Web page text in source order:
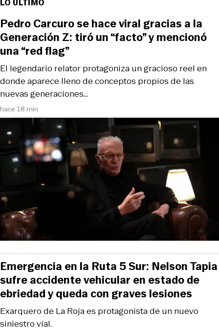
hace 18 min
El legendario relator protagoniza un gracioso reel en
donde aparece lleno de conceptos propios de las
nuevas generaciones…
Pedro Carcuro se hace viral gracias a la
Generación Z: tiró un “facto” y mencionó
una “red flag”
Exarquero de La Roja es protagonista de un nuevo
siniestro vial.
Emergencia en la Ruta 5 Sur: Nelson Tapia
sufre accidente vehicular en estado de
ebriedad y queda con graves lesiones